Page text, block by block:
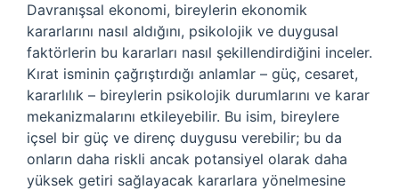
Davranışsal ekonomi, bireylerin ekonomik
kararlarını nasıl aldığını, psikolojik ve duygusal
faktörlerin bu kararları nasıl şekillendirdiğini inceler.
Kırat isminin çağrıştırdığı anlamlar – güç, cesaret,
kararlılık – bireylerin psikolojik durumlarını ve karar
mekanizmalarını etkileyebilir. Bu isim, bireylere
içsel bir güç ve direnç duygusu verebilir; bu da
onların daha riskli ancak potansiyel olarak daha
yüksek getiri sağlayacak kararlara yönelmesine